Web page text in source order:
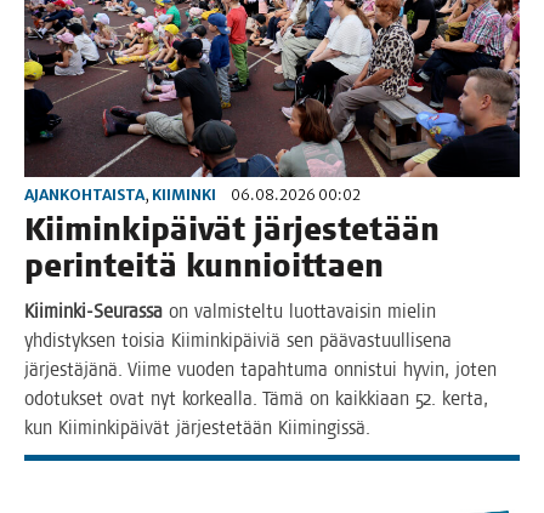
AJANKOHTAISTA, KIIMINKI 06.08.2026 00:02
Kii­min­ki­päi­vät jär­jes­te­tään
perin­tei­tä kunnioittaen
Kii­min­ki-Seu­ras­sa on val­mis­tel­tu luot­ta­vai­sin mie­lin
yhdis­tyk­sen toi­sia Kii­min­ki­päi­viä sen pää­vas­tuul­li­se­na
jär­jes­tä­jä­nä. Vii­me vuo­den tapah­tu­ma onnis­tui hyvin, joten
odo­tuk­set ovat nyt kor­keal­la. Tämä on kaik­ki­aan 52. ker­ta,
kun Kii­min­ki­päi­vät jär­jes­te­tään Kiimingissä.